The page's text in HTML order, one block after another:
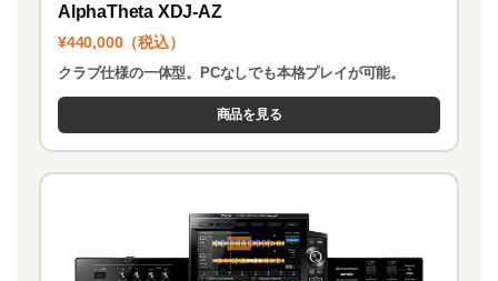
AlphaTheta XDJ-AZ
¥440,000（税込）
クラブ仕様の一体型。PCなしでも本格プレイが可能。
商品を見る